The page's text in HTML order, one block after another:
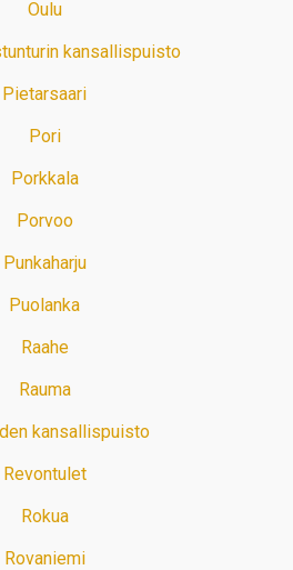
Oulu
kansallispuisto
Pietarsaari
Pori
Porkkala
Porvoo
Punkaharju
Puolanka
Raahe
Rauma
kansallispuisto
Revontulet
Rokua
Rovaniemi